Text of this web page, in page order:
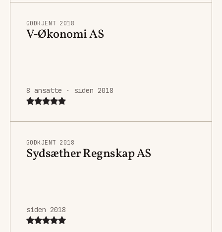
GODKJENT 2018
V-Økonomi AS
8 ansatte · siden 2018
GODKJENT 2018
Sydsæther Regnskap AS
siden 2018